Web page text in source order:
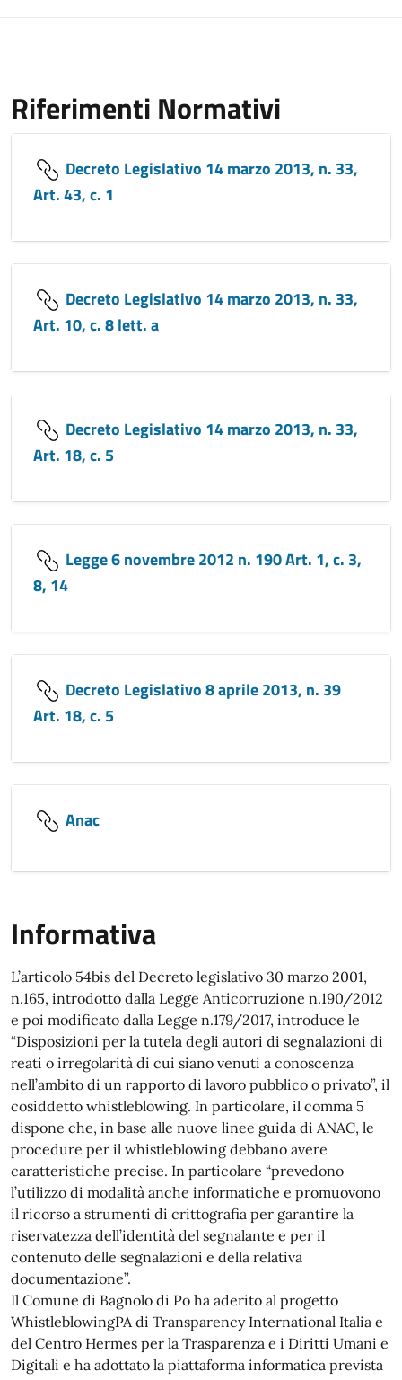
Riferimenti Normativi
Decreto Legislativo 14 marzo 2013, n. 33,
Art. 43, c. 1
Decreto Legislativo 14 marzo 2013, n. 33,
Art. 10, c. 8 lett. a
Decreto Legislativo 14 marzo 2013, n. 33,
Art. 18, c. 5
Legge 6 novembre 2012 n. 190 Art. 1, c. 3,
8, 14
Decreto Legislativo 8 aprile 2013, n. 39
Art. 18, c. 5
Anac
Informativa
L’articolo 54bis del Decreto legislativo 30 marzo 2001,
n.165, introdotto dalla Legge Anticorruzione n.190/2012
e poi modificato dalla Legge n.179/2017, introduce le
“Disposizioni per la tutela degli autori di segnalazioni di
reati o irregolarità di cui siano venuti a conoscenza
nell’ambito di un rapporto di lavoro pubblico o privato”, il
cosiddetto whistleblowing. In particolare, il comma 5
dispone che, in base alle nuove linee guida di ANAC, le
procedure per il whistleblowing debbano avere
caratteristiche precise. In particolare “prevedono
l’utilizzo di modalità anche informatiche e promuovono
il ricorso a strumenti di crittografia per garantire la
riservatezza dell’identità del segnalante e per il
contenuto delle segnalazioni e della relativa
documentazione”.
Il Comune di Bagnolo di Po ha aderito al progetto
WhistleblowingPA di Transparency International Italia e
del Centro Hermes per la Trasparenza e i Diritti Umani e
Digitali e ha adottato la piattaforma informatica prevista